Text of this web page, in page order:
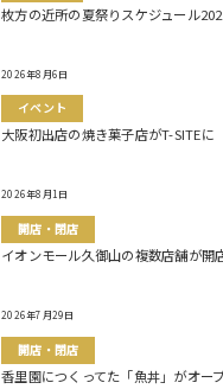
枚方の近所の夏祭りスケジュール
2026年8月6日
イベント
大阪初出店の焼き菓子店がT-SITEに
2026年8月1日
開店・閉店
イオンモール久御山の複数店舗が開
2026年7月29日
開店・閉店
香里園につくってた「魚丼」がオー